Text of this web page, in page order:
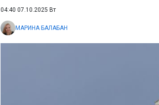
04:40 07.10.2025 Вт
МАРИНА БАЛАБАН